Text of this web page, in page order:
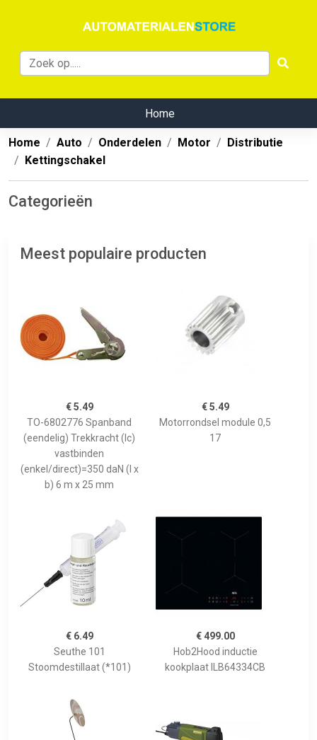
Home
Home Auto Onderdelen Motor
Distributie
Kettingschakel
Categorieën
Meest populaire producten
€ 5.49
TO-6802776 Spanband
(eendelig) Trekkracht (lc)
vastbinden
(enkel/direct)=350 daN (l x
b) 6 m x 25 mm
€ 5.49
Motorrondsel module 0,5
17
€ 6.49
Seuthe 101
Stoomdestillaat (*101)
€ 499.00
Hob2Hood inductie
kookplaat ILB64334CB